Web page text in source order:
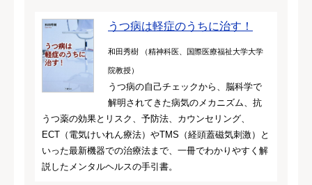
うつ病は軽症のうちに治す！
和田秀樹 （精神科医、国際医療福祉大学大学
院教授）
うつ病の自己チェックから、脳科学で
解明されてきた病気のメカニズム、抗
うつ薬の効果とリスク、予防法、カウンセリング、
ECT（電気けいれん療法）やTMS（経頭蓋磁気刺激）と
いった最新機器での治療法まで、一冊でわかりやすく解
説したメンタルヘルスの手引書。